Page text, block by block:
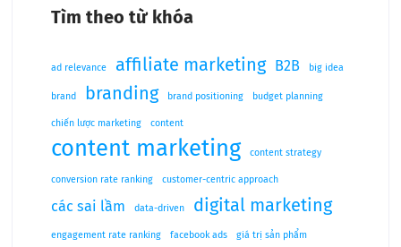
Tìm theo từ khóa
ad relevance affiliate marketing B2B big idea
brand branding brand positioning budget planning
chiến lược marketing content
content marketing content strategy
conversion rate ranking customer-centric approach
các sai lầm data-driven digital marketing
engagement rate ranking facebook ads giá trị sản phẩm